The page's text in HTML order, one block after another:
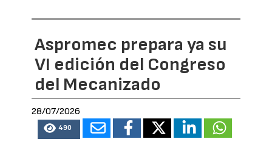
Aspromec prepara ya su
VI edición del Congreso
del Mecanizado
28/07/2026
490